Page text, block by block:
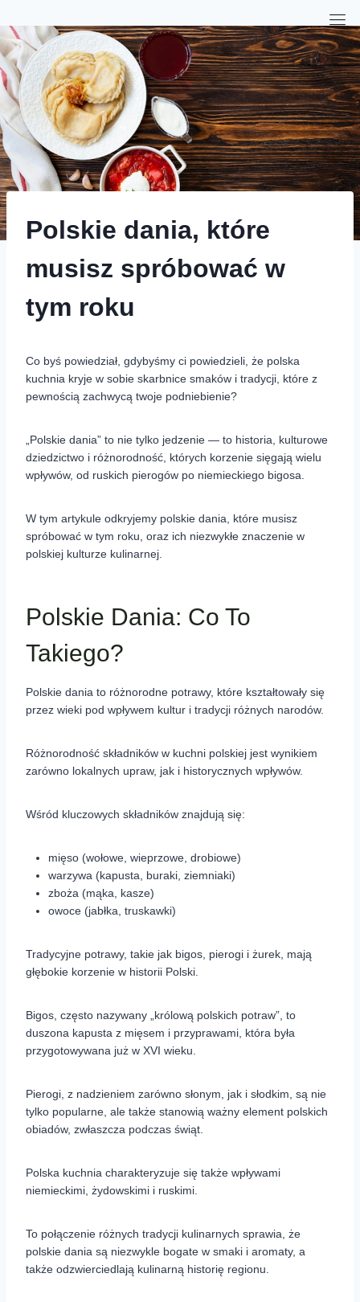
Polskie dania, które
musisz spróbować w
tym roku
Co byś powiedział, gdybyśmy ci powiedzieli, że polska
kuchnia kryje w sobie skarbnice smaków i tradycji, które z
pewnością zachwycą twoje podniebienie?
„Polskie dania” to nie tylko jedzenie — to historia, kulturowe
dziedzictwo i różnorodność, których korzenie sięgają wielu
wpływów, od ruskich pierogów po niemieckiego bigosa.
W tym artykule odkryjemy polskie dania, które musisz
spróbować w tym roku, oraz ich niezwykłe znaczenie w
polskiej kulturze kulinarnej.
Polskie Dania: Co To
Takiego?
Polskie dania to różnorodne potrawy, które kształtowały się
przez wieki pod wpływem kultur i tradycji różnych narodów.
Różnorodność składników w kuchni polskiej jest wynikiem
zarówno lokalnych upraw, jak i historycznych wpływów.
Wśród kluczowych składników znajdują się:
mięso (wołowe, wieprzowe, drobiowe)
warzywa (kapusta, buraki, ziemniaki)
zboża (mąka, kasze)
owoce (jabłka, truskawki)
Tradycyjne potrawy, takie jak bigos, pierogi i żurek, mają
głębokie korzenie w historii Polski.
Bigos, często nazywany „królową polskich potraw”, to
duszona kapusta z mięsem i przyprawami, która była
przygotowywana już w XVI wieku.
Pierogi, z nadzieniem zarówno słonym, jak i słodkim, są nie
tylko popularne, ale także stanowią ważny element polskich
obiadów, zwłaszcza podczas świąt.
Polska kuchnia charakteryzuje się także wpływami
niemieckimi, żydowskimi i ruskimi.
To połączenie różnych tradycji kulinarnych sprawia, że
polskie dania są niezwykle bogate w smaki i aromaty, a
także odzwierciedlają kulinarną historię regionu.